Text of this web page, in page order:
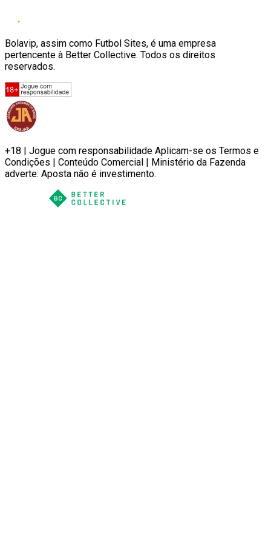
Bolavip, assim como Futbol Sites, é uma empresa
pertencente à Better Collective. Todos os direitos
reservados.
+18 | Jogue com responsabilidade Aplicam-se os Termos e
Condições | Conteúdo Comercial | Ministério da Fazenda
adverte: Aposta não é investimento.